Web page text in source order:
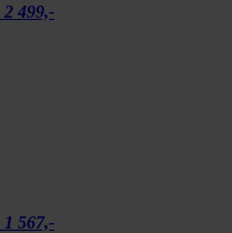
2 499,-
1 567,-